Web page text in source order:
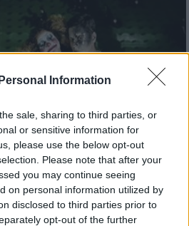
Information
sale, sharing to third parties, or
or sensitive information for
please use the below opt-out
Please note that after your
you may continue seeing
on personal information utilized by
disclosed to third parties prior to
opt-out of the further
Μια